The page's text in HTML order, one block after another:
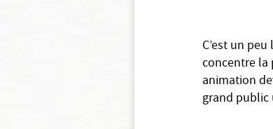
C’est un
concentre la
animation
grand public